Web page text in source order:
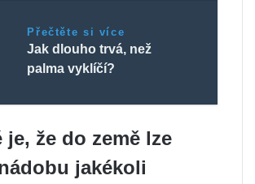
Přečtěte si více
Jak dlouho trvá, než
palma vyklíčí?
je, že do země lze
jakékoli